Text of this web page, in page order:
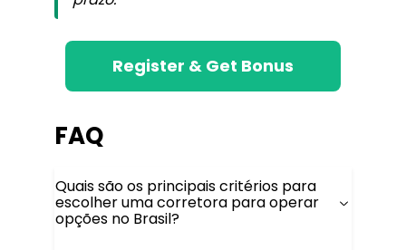
Register & Get Bonus
FAQ
Quais são os principais critérios para
escolher uma corretora para operar
opções no Brasil?